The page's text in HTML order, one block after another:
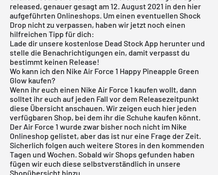
released, genauer gesagt am 12. August 2021 in den hier
aufgeführten Onlineshops. Um einen eventuellen Shock
Drop nicht zu verpassen, haben wir jetzt noch einen
hilfreichen Tipp für dich:
Lade dir unsere kostenlose Dead Stock App herunter und
stelle die Benachrichtigungen ein, damit verpasst du
bestimmt keinen Release!
Wo kann ich den Nike Air Force 1 Happy Pineapple Green
Glow kaufen?
Wenn ihr euch einen Nike Air Force 1 kaufen wollt, dann
solltet ihr euch auf jeden Fall vor dem Releasezeitpunkt
diese Übersicht anschauen. Wir zeigen euch hier jeden
verfügbaren Shop, bei dem ihr die Schuhe kaufen könnt.
Der Air Force 1 wurde zwar bisher noch nicht im Nike
Onlineshop gelistet, aber das ist nur eine Frage der Zeit.
Sicherlich folgen auch weitere Stores in den kommenden
Tagen und Wochen. Sobald wir Shops gefunden haben
fügen wir euch diese selbstverständlich in unsere
Shopübersicht hinzu.